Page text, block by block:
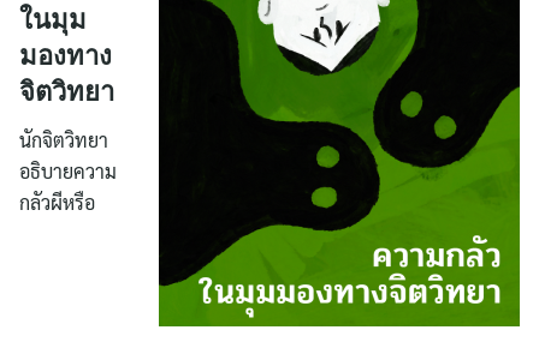
for:
ในมุม
มองทาง
จิตวิทยา
นักจิตวิทยา
อธิบายความ
กลัวผีหรือ